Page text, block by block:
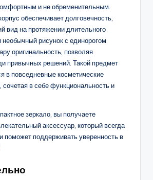
и не обременительным.
обеспечивает долговечность,
вид на протяжении длительного
необычный рисунок с единорогом
оригинальность, позволяя
привычных решений. Такой предмет
в повседневные косметические
в себе функциональность и
зеркало, вы получаете
аксессуар, который всегда
поможет поддерживать уверенность в